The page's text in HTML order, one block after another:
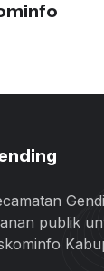
publik